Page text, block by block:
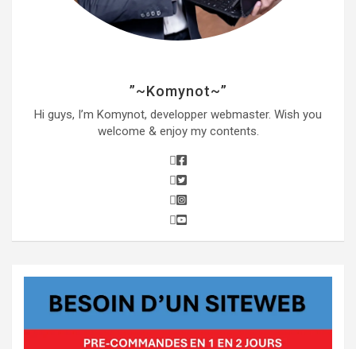
”~Komynot~”
Hi guys, I’m Komynot, developper webmaster. Wish you
welcome & enjoy my contents.